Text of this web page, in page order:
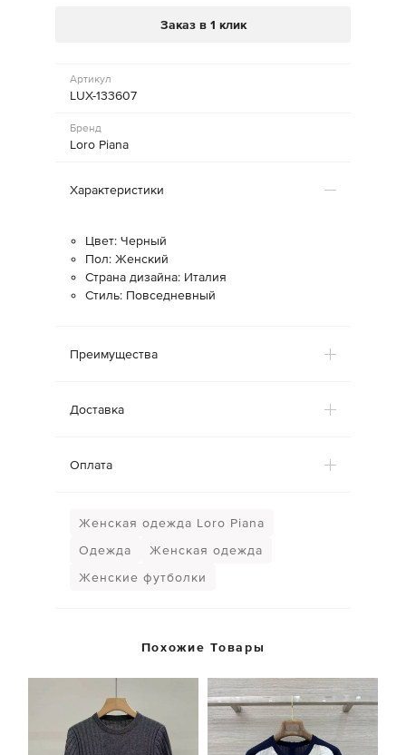
Заказ в 1 клик
Артикул
LUX-133607
Бренд
Loro Piana
Характеристики
Цвет: Черный
Пол: Женский
Страна дизайна: Италия
Стиль: Повседневный
Преимущества
Доставка
Оплата
Женская одежда Loro Piana
Одежда
Женская одежда
Женские футболки
Похожие Товары